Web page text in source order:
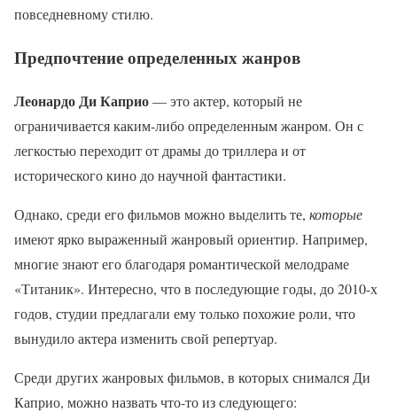
повседневному стилю.
Предпочтение определенных жанров
Леонардо Ди Каприо— это актер, который не
ограничивается каким-либо определенным жанром. Он с
легкостью переходит от драмы до триллера и от
исторического кино до научной фантастики.
Однако, среди его фильмов можно выделить те, которые
имеют ярко выраженный жанровый ориентир. Например,
многие знают его благодаря романтической мелодраме
«Титаник». Интересно, что в последующие годы, до 2010-х
годов, студии предлагали ему только похожие роли, что
вынудило актера изменить свой репертуар.
Среди других жанровых фильмов, в которых снимался Ди
Каприо, можно назвать что-то из следующего: